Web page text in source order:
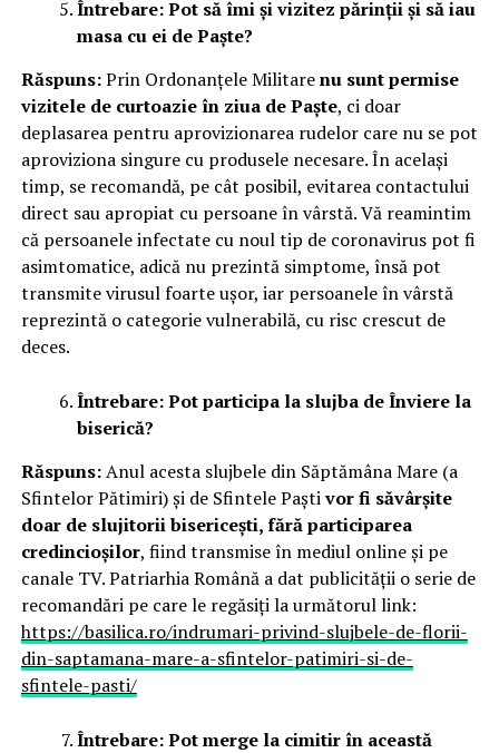
Întrebare: Pot să îmi și vizitez părinții și să iau
masa cu ei de Paște?
Răspuns:Prin Ordonanțele Militarenu sunt permise
vizitele de curtoazie în ziua de Paște, ci doar
deplasarea pentru aprovizionarea rudelor care nu se pot
aproviziona singure cu produsele necesare. În același
timp, se recomandă, pe cât posibil, evitarea contactului
direct sau apropiat cu persoane în vârstă. Vă reamintim
că persoanele infectate cu noul tip de coronavirus pot fi
asimtomatice, adică nu prezintă simptome, însă pot
transmite virusul foarte ușor, iar persoanele în vârstă
reprezintă o categorie vulnerabilă, cu risc crescut de
deces.
Întrebare: Pot participa la slujba de Înviere la
biserică?
Răspuns:Anul acesta slujbele din Săptămâna Mare (a
Sfintelor Pătimiri) și de Sfintele Paştivor fi săvârșite
doar de slujitorii bisericești, fără participarea
credincioșilor, fiind transmise în mediul online și pe
canale TV. Patriarhia Română a dat publicității o serie de
recomandări pe care le regăsiți la următorul link:
https://basilica.ro/indrumari-privind-slujbele-de-florii-
din-saptamana-mare-a-sfintelor-patimiri-si-de-
sfintele-pasti/
Întrebare: Pot merge la cimitir în această